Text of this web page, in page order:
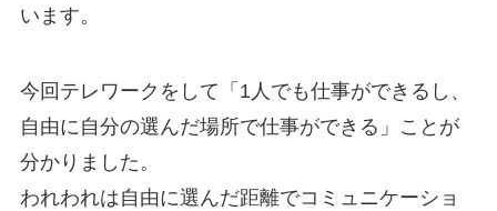
います。
今回テレワークをして「1人でも仕事ができるし、
自由に自分の選んだ場所で仕事ができる」ことが
分かりました。
われわれは自由に選んだ距離でコミュニケーショ